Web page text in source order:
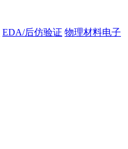
EDA/后仿验证 物理材料电子